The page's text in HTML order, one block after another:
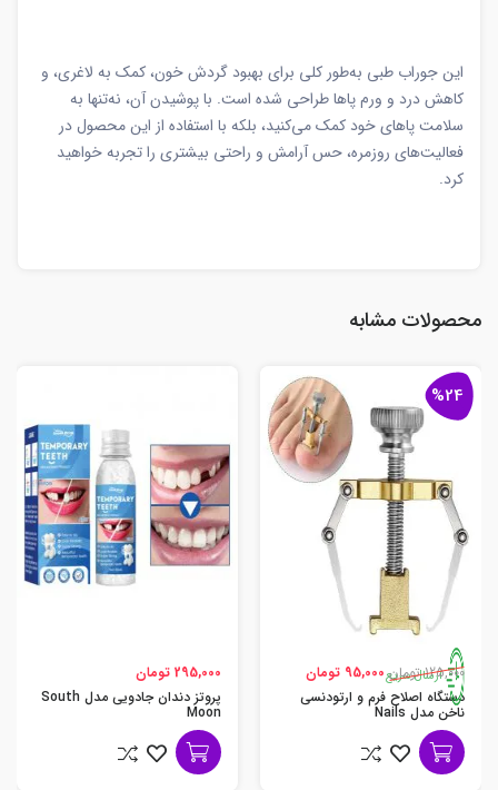
این جوراب طبی به‌طور کلی برای بهبود گردش خون، کمک به لاغری، و
کاهش درد و ورم پاها طراحی شده است. با پوشیدن آن، نه‌تنها به
سلامت پاهای خود کمک می‌کنید، بلکه با استفاده از این محصول در
فعالیت‌های روزمره، حس آرامش و راحتی بیشتری را تجربه خواهید
کرد.
محصولات مشابه
%24
ارسال سریع125,000 تومان
95,000 تومان
دستگاه اصلاح فرم و ارتودنسی
ناخن مدل Nails
295,000 تومان
پروتز دندان جادویی مدل South
Moon